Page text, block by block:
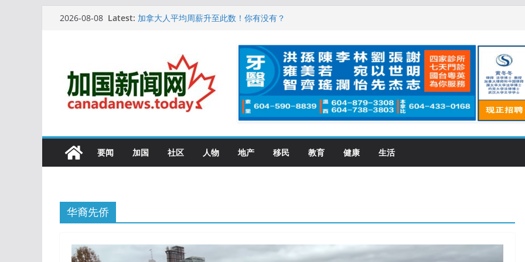
2026-08-08 Latest: 10万人排队入籍加拿大！美占一半，现在申请要等19个月
特鲁多半裸与水果姐海滩激吻! 热恋一年感情持续升温
更多名校恢复SAT 考试，新学年大学申请开跑7个大不同
要闻 加国 社区 人物 地产 移民 教育 健康 生活
华裔先侨